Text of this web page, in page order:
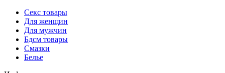
Секс товары
Для женщин
Для мужчин
Бдсм товары
Смазки
Белье